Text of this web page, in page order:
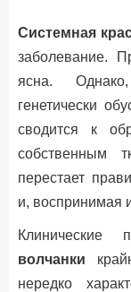
Системная
заболевание.
ясна.
генетически
сводится к
собственным
перестает
и, воспринимая
Клинические
волчанки
нередко